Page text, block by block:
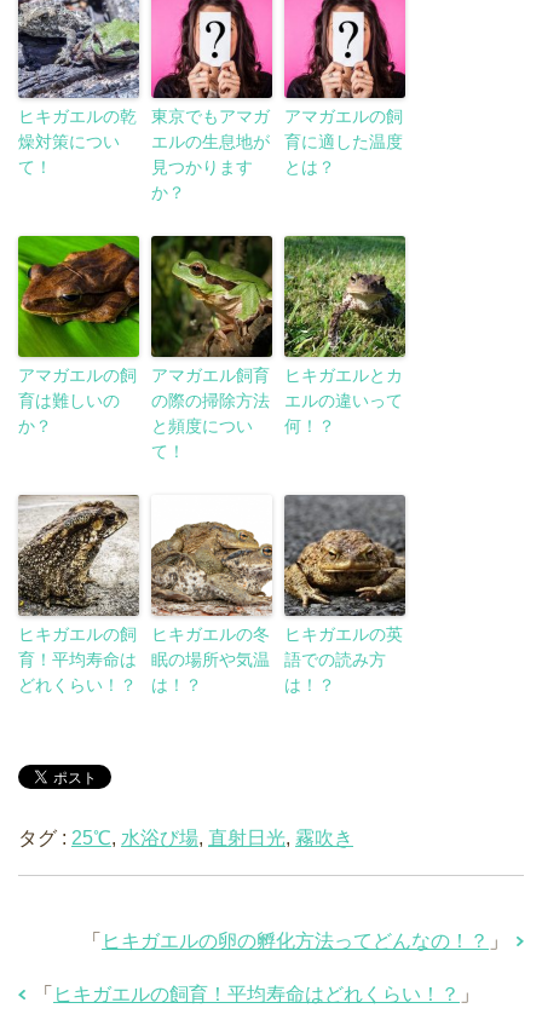
ヒキガエルの乾
燥対策につい
て！
東京でもアマガ
エルの生息地が
見つかります
か？
アマガエルの飼
育に適した温度
とは？
アマガエルの飼
育は難しいの
か？
アマガエル飼育
の際の掃除方法
と頻度につい
て！
ヒキガエルとカ
エルの違いって
何！？
ヒキガエルの飼
育！平均寿命は
どれくらい！？
ヒキガエルの冬
眠の場所や気温
は！？
ヒキガエルの英
語での読み方
は！？
タグ : 25℃, 水浴び場, 直射日光, 霧吹き
「 ヒキガエルの卵の孵化方法ってどんなの！？ 」
「 ヒキガエルの飼育！平均寿命はどれくらい！？ 」